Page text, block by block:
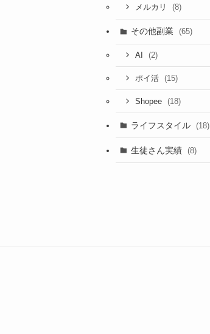
メルカリ (8)
その他副業 (65)
AI (2)
ポイ活 (15)
Shopee (18)
ライフスタイル (18)
生徒さん実績 (8)